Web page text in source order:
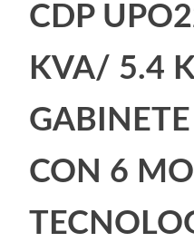
CDP
KVA/ 5.4
CON 6